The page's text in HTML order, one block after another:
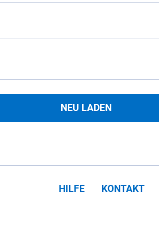
NEU LADEN
HILFE KONTAKT